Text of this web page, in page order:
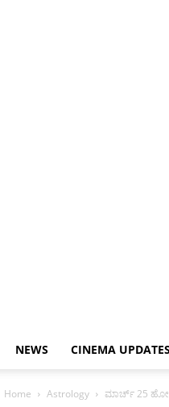
NEWS CINEMA UPDATES
Home Astrology ಮಾರ್ಚ್ 25